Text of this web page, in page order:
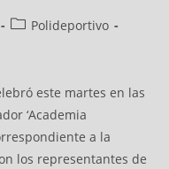
Polideportivo
este martes en las
‘Academia
a la
los representantes de